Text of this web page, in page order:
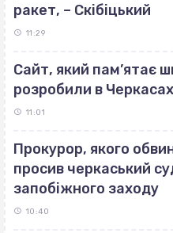
ракет, – Скібіцький
11:29
Сайт, який пам’ятає
розробили в Черкасах
11:01
Прокурор, якого
просив черкаський
запобіжного заходу
10:40